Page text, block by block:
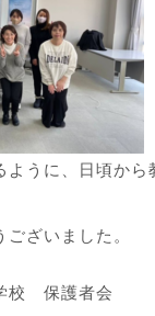
ように、日頃か
ざいました。
校 保護者会